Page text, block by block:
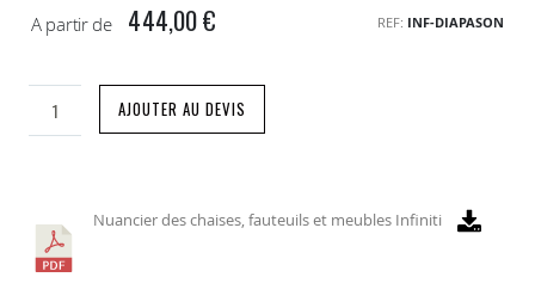
A partir de 444,00 € REF INF-DIAPASON
AJOUTER AU DEVIS
Nuancier des chaises, fauteuils et meubles Infiniti